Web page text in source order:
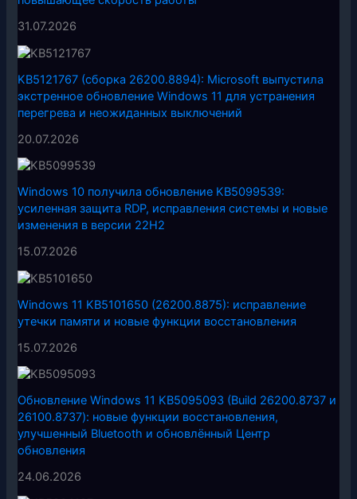
31.07.2026
KB5121767 (сборка 26200.8894): Microsoft выпустила
экстренное обновление Windows 11 для устранения
перегрева и неожиданных выключений
20.07.2026
Windows 10 получила обновление KB5099539:
усиленная защита RDP, исправления системы и новые
изменения в версии 22H2
15.07.2026
Windows 11 KB5101650 (26200.8875): исправление
утечки памяти и новые функции восстановления
15.07.2026
Обновление Windows 11 KB5095093 (Build 26200.8737 и
26100.8737): новые функции восстановления,
улучшенный Bluetooth и обновлённый Центр
обновления
24.06.2026